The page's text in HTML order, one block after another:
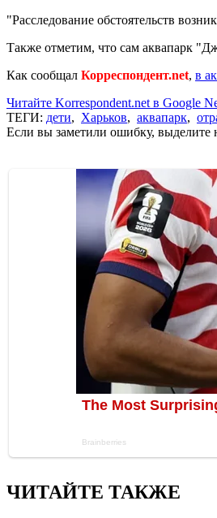
"Расследование обстоятельств
Также отметим, что сам аквапарк
Как сообщал Корреспондент.net, в
Читайте Korrespondent.net в Google
ТЕГИ: дети, Харьков, аквапарк,
Если вы заметили ошибку, выделите
ЧИТАЙТЕ ТАКЖЕ